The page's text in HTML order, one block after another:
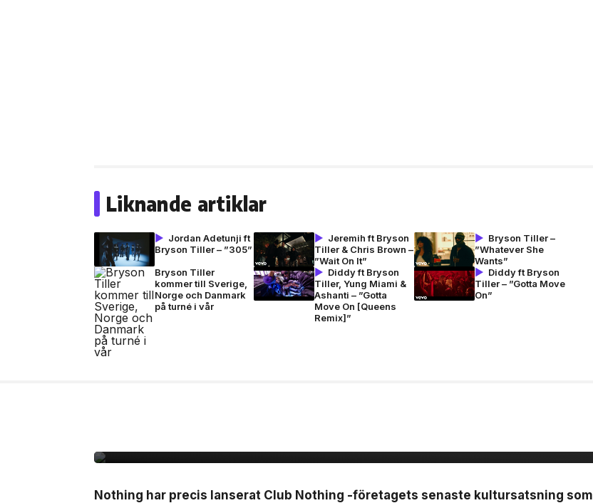
Liknande artiklar
Jordan Adetunji ft
Bryson Tiller – ”305”
Jeremih ft Bryson
Tiller & Chris Brown –
”Wait On It”
Bryson Tiller –
”Whatever She
Wants”
Bryson Tiller
kommer till Sverige,
Norge och Danmark
på turné i vår
Diddy ft Bryson
Tiller, Yung Miami &
Ashanti – ”Gotta
Move On [Queens
Remix]”
Diddy ft Bryson
Tiller – ”Gotta Move
On”
Nothing har precis lanserat Club Nothing -företagets senaste kultursatsning som